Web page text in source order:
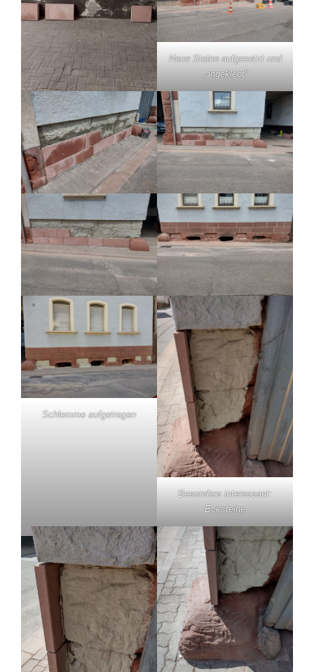
Neue Steine aufgesetzt und
„angeklebt“
Schlemme aufgetragen
Besonders interessant:
Ecksteine